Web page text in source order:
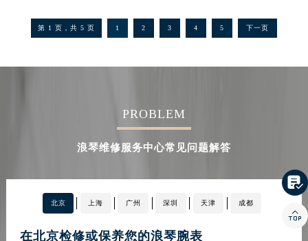
第 1 页，共 5 页 1 2 3 4 5 下一页
PROBLEM
浪琴维修服务中心常见问题解答
北京 上海 广州 深圳 天津 成都
在北京检修或保养您的浪琴腕表

